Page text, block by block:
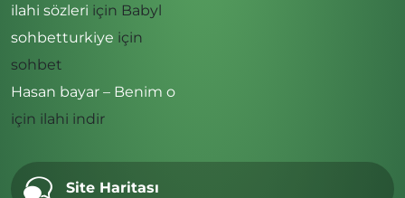
ilahi sözleri için Babyl
sohbetturkiye için
sohbet
Hasan bayar – Benim o
için ilahi indir
Site Haritası